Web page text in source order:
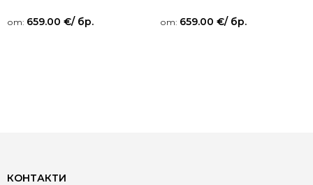
от: 659.00 €/ бр. от: 659.00 €/ бр.
КОНТАКТИ